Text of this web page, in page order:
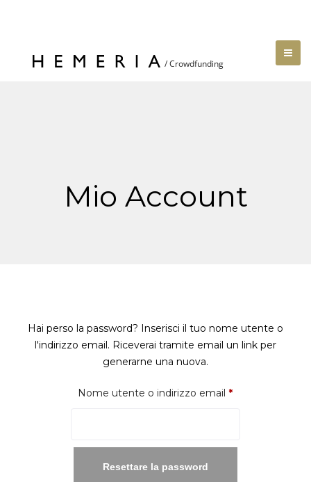
Mio Account
Hai perso la password? Inserisci il tuo nome utente o
l'indirizzo email. Riceverai tramite email un link per
generarne una nuova.
Nome utente o indirizzo email *Richiesto
Resettare la password